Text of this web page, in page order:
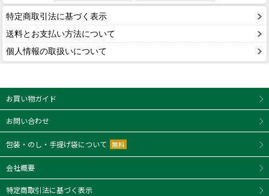
特定商取引法に基づく表示
送料とお支払い方法について
個人情報の取扱いについて
お買い物ガイド
お問い合わせ
包装・のし・手提げ袋について 無料
会社概要
特定商取引法に基づく表示